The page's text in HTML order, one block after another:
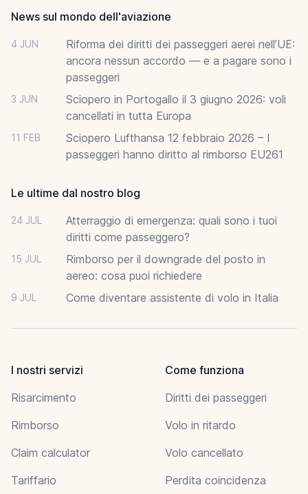
News sul mondo dell'aviazione
4 JUN
Riforma dei diritti dei passeggeri aerei nell’UE:
ancora nessun accordo — e a pagare sono i
passeggeri
3 JUN
Sciopero in Portogallo il 3 giugno 2026: voli
cancellati in tutta Europa
11 FEB
Sciopero Lufthansa 12 febbraio 2026 – I
passeggeri hanno diritto al rimborso EU261
Le ultime dal nostro blog
24 JUL
Atterraggio di emergenza: quali sono i tuoi
diritti come passeggero?
15 JUL
Rimborso per il downgrade del posto in
aereo: cosa puoi richiedere
9 JUL Come diventare assistente di volo in Italia
I nostri servizi
Risarcimento
Rimborso
Claim calculator
Tariffario
Come funziona
Diritti dei passeggeri
Volo in ritardo
Volo cancellato
Perdita coincidenza